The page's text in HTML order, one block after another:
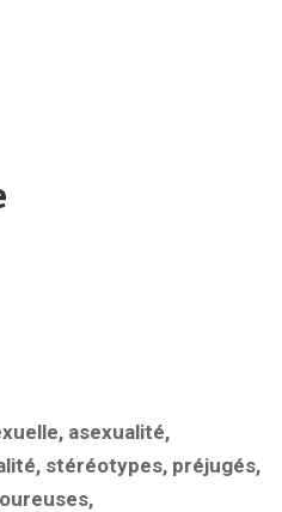
asexualité,
stéréotypes, préjugés,